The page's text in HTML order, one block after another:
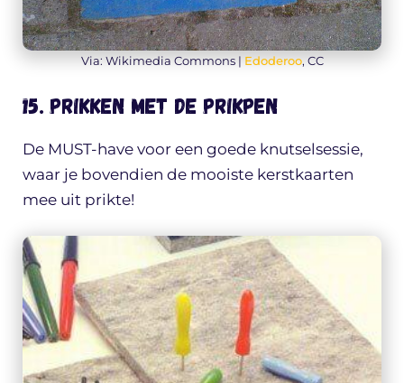
Via: Wikimedia Commons | Edoderoo, CC
15. Prikken met de prikpen
De MUST-have voor een goede knutselsessie,
waar je bovendien de mooiste kerstkaarten
mee uit prikte!